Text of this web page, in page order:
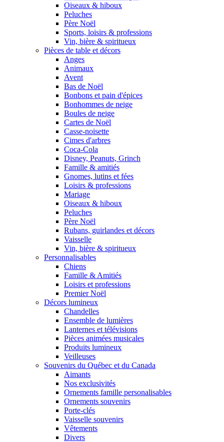
Oiseaux & hiboux
Peluches
Père Noël
Sports, loisirs & professions
Vin, bière & spiritueux
Pièces de table et décors
Anges
Animaux
Avent
Bas de Noël
Bonbons et pain d'épices
Bonhommes de neige
Boules de neige
Cartes de Noël
Casse-noisette
Cimes d'arbres
Coca-Cola
Disney, Peanuts, Grinch
Famille & amitiés
Gnomes, lutins et fées
Loisirs & professions
Mariage
Oiseaux & hiboux
Peluches
Père Noël
Rubans, guirlandes et décors
Vaisselle
Vin, bière & spiritueux
Personnalisables
Chiens
Famille & Amitiés
Loisirs et professions
Premier Noël
Décors lumineux
Chandelles
Ensemble de lumières
Lanternes et télévisions
Pièces animées musicales
Produits lumineux
Veilleuses
Souvenirs du Québec et du Canada
Aimants
Nos exclusivités
Ornements famille personalisables
Ornements souvenirs
Porte-clés
Vaisselle souvenirs
Vêtements
Divers